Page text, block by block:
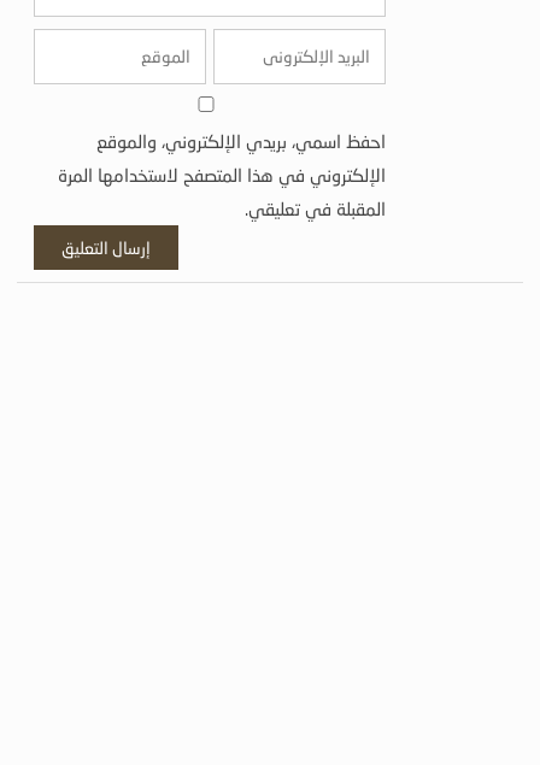
احفظ اسمي، بريدي الإلكتروني، والموقع
الإلكتروني في هذا المتصفح لاستخدامها المرة
المقبلة في تعليقي.